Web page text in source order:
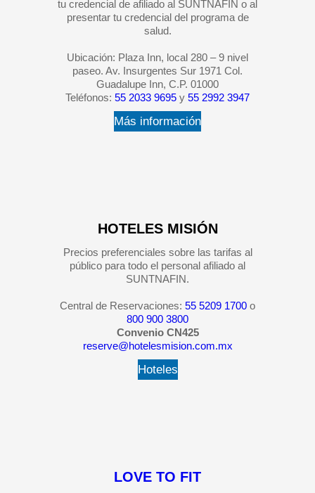
tu credencial de afiliado al SUNTNAFIN o al
presentar tu credencial del programa de
salud.
Ubicación: Plaza Inn, local 280 – 9 nivel
paseo. Av. Insurgentes Sur 1971 Col.
Guadalupe Inn, C.P. 01000
Teléfonos: 55 2033 9695 y 55 2992 3947
Más información
HOTELES MISIÓN
Precios preferenciales sobre las tarifas al
público para todo el personal afiliado al
SUNTNAFIN.
Central de Reservaciones: 55 5209 1700 o
800 900 3800
Convenio CN425
reserve@hotelesmision.com.mx
Hoteles
LOVE TO FIT